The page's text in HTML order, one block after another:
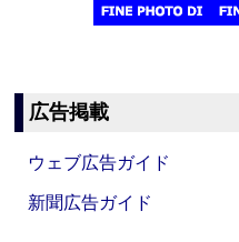
広告掲載
ウェブ広告ガイド
新聞広告ガイド